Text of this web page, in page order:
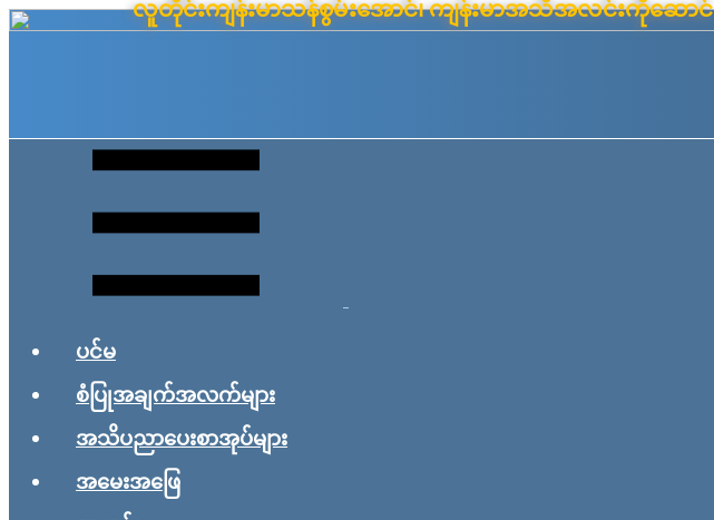
Skip
လူတိုင်းကျန်းမာသန်စွမ်းအောင်၊ ကျန်းမာအသိအလင်းကိုဆောင်
ပင်မ
စံပြုအချက်အလက်များ
အသိပညာပေးစာအုပ်များ
အမေးအဖြေ